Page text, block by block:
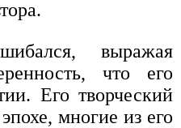
выражая
что его
Его творческий
многие из его